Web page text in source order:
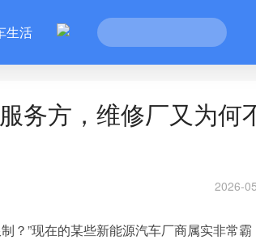
生活
务方，维修厂又为何
2026-
？”现在的某些新能源汽车厂商属实非常霸